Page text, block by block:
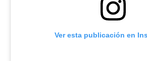
Ver esta publicación en